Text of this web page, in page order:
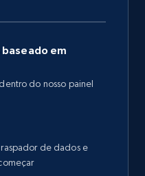
em
do nosso painel
de dados e